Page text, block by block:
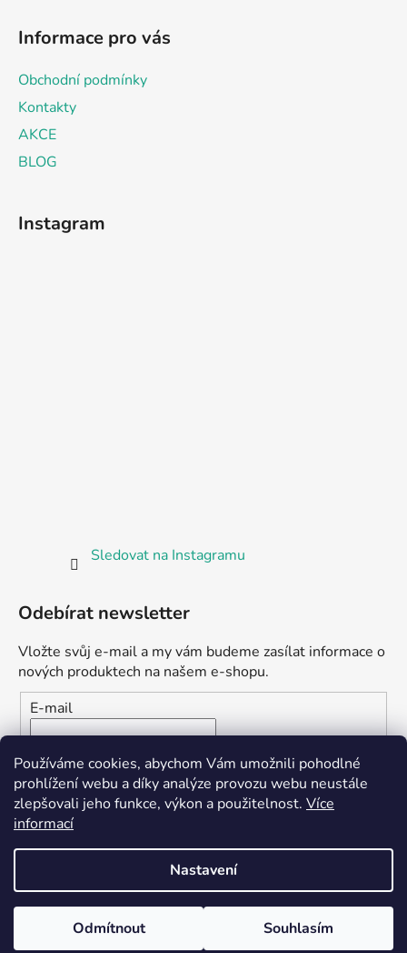
Používáme cookies, abychom Vám umožnili pohodlné
prohlížení webu a díky analýze provozu webu neustále
zlepšovali jeho funkce, výkon a použitelnost. Více
informací
Nastavení
Odmítnout Souhlasím
Informace pro vás
Obchodní podmínky
Kontakty
AKCE
BLOG
Instagram
Sledovat na Instagramu
Odebírat newsletter
Vložte svůj e-mail a my vám budeme zasílat informace o
nových produktech na našem e-shopu.
E-mail
Vložením e-mailu souhlasíte s
podmínkami ochrany
osobních údajů
PŘIHLÁSIT SE
Vytvořil Shoptet
Copyright 2026Seedbank.cz . Všechna práva vyhrazena.